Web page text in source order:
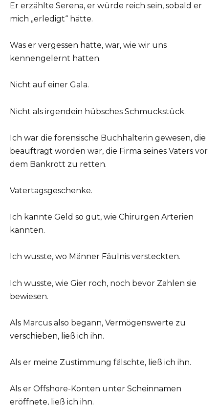
Er erzählte Serena, er würde reich sein, sobald er
mich „erledigt“ hätte.
Was er vergessen hatte, war, wie wir uns
kennengelernt hatten.
Nicht auf einer Gala.
Nicht als irgendein hübsches Schmuckstück.
Ich war die forensische Buchhalterin gewesen, die
beauftragt worden war, die Firma seines Vaters vor
dem Bankrott zu retten.
Vatertagsgeschenke.
Ich kannte Geld so gut, wie Chirurgen Arterien
kannten.
Ich wusste, wo Männer Fäulnis versteckten.
Ich wusste, wie Gier roch, noch bevor Zahlen sie
bewiesen.
Als Marcus also begann, Vermögenswerte zu
verschieben, ließ ich ihn.
Als er meine Zustimmung fälschte, ließ ich ihn.
Als er Offshore-Konten unter Scheinnamen
eröffnete, ließ ich ihn.